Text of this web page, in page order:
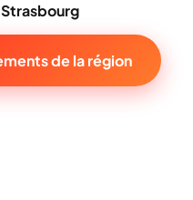
Strasbourg
de la région